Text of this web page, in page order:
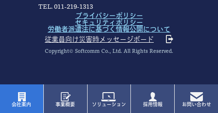
TEL. 011-219-1313
プライバシーポリシー
セキュリティポリシー
労働者派遣法に基づく情報公開について
従業員向け災害時メッセージボード
Copyright© Softcomm Co., Ltd. All Rights Reserved.
会社案内 事業概要 ソリューション 採用情報 お問い合わせ